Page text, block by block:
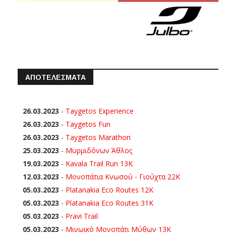
ΑΠΟΤΕΛΕΣΜΑΤΑ
26.03.2023 - Taygetos Experience
26.03.2023 - Taygetos Fun
26.03.2023 - Taygetos Marathon
25.03.2023 - Μυρμιδόνων Άθλος
19.03.2023 - Kavala Trail Run 13K
12.03.2023 - Μονοπάτια Κνωσού - Γιούχτα 22Κ
05.03.2023 - Platanakia Eco Routes 12K
05.03.2023 - Platanakia Eco Routes 31K
05.03.2023 - Pravi Trail
05.03.2023 - Μινωικό Μονοπάτι Μύθων 13Κ